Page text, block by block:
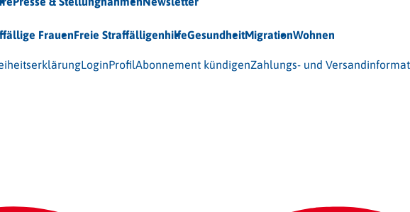
FrauenFreie StraffälligenhilfeGesundheitMigrationWohnen
LoginProfilAbonnement kündigenZahlungs- und